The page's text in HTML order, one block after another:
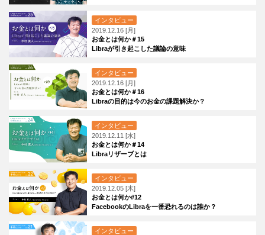
インタビュー
2019.12.16 [月]
お金とは何か＃15
Libraが引き起こした議論の意味
インタビュー
2019.12.16 [月]
お金とは何か＃16
Libraの目的は今のお金の課題解決か？
インタビュー
2019.12.11 [水]
お金とは何か＃14
Libraリザーブとは
インタビュー
2019.12.05 [木]
お金とは何か#12
FacebookのLibraを一番恐れるのは誰か？
インタビュー